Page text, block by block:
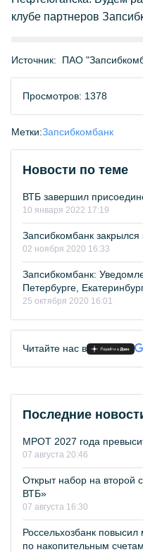
клубе партнеров
Источник: ПАО
Просмотров: 1378
Метки:Запсибкомбанк
Новости по теме
ВТБ завершил
10 января 2022 17:19
Запсибкомбанк закрылся
02 ноября 2020 16:33
Запсибкомбанк:
Петербурге,
25 октября 2020 16:01
Читайте нас в
Последние
МРОТ 2027 года
07 августа 20:46
Открыт набор на второй
ВТБ»
07 августа 16:30
Россельхозбанк
по накопительным счетам